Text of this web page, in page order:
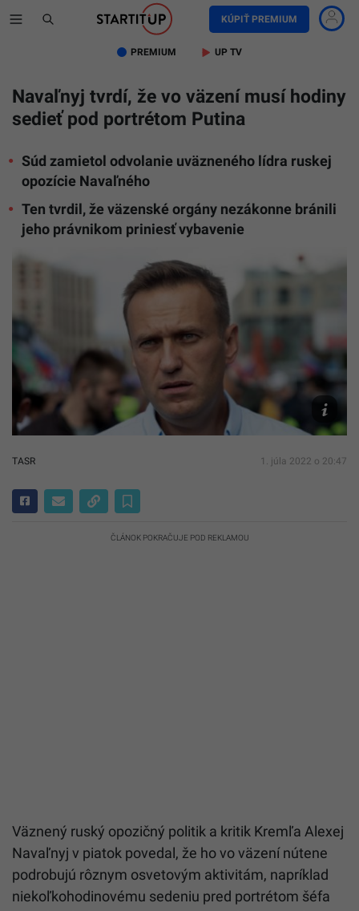
KÚPIŤ PREMIUM
PREMIUM UP TV
Navaľnyj tvrdí, že vo väzení musí hodiny
sedieť pod portrétom Putina
Súd zamietol odvolanie uväzneného lídra ruskej
opozície Navaľného
Ten tvrdil, že väzenské orgány nezákonne bránili
jeho právnikom priniesť vybavenie
TASR/AP,
Pavel
Golovkin
TASR 1. júla 2022 o 20:47
ČLÁNOK POKRAČUJE POD REKLAMOU
Väznený ruský opozičný politik a kritik Kremľa Alexej
Navaľnyj v piatok povedal, že ho vo väzení nútene
podrobujú rôznym osvetovým aktivitám, napríklad
niekoľkohodinovému sedeniu pred portrétom šéfa